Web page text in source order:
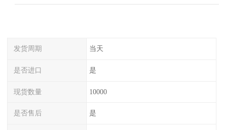
发货周期 当天
是否进口 是
现货数量 10000
是否售后 是